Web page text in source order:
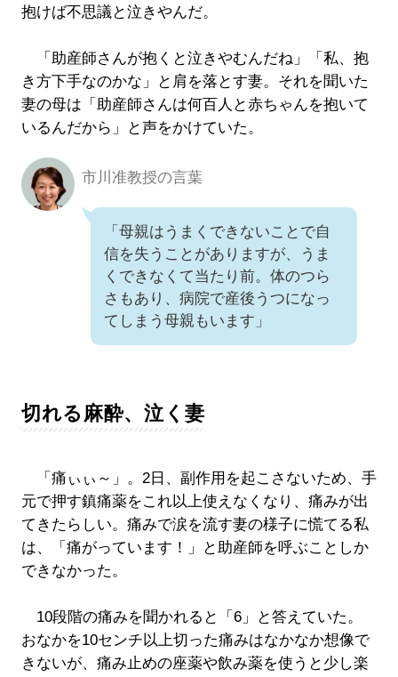
抱けば不思議と泣きやんだ。
「助産師さんが抱くと泣きやむんだね」「私、抱
き方下手なのかな」と肩を落とす妻。それを聞いた
妻の母は「助産師さんは何百人と赤ちゃんを抱いて
いるんだから」と声をかけていた。
市川准教授の言葉
「母親はうまくできないことで自
信を失うことがありますが、うま
くできなくて当たり前。体のつら
さもあり、病院で産後うつになっ
てしまう母親もいます」
切れる麻酔、泣く妻
「痛ぃぃ～」。2日、副作用を起こさないため、手
元で押す鎮痛薬をこれ以上使えなくなり、痛みが出
てきたらしい。痛みで涙を流す妻の様子に慌てる私
は、「痛がっています！」と助産師を呼ぶことしか
できなかった。
10段階の痛みを聞かれると「6」と答えていた。
おなかを10センチ以上切った痛みはなかなか想像で
きないが、痛み止めの座薬や飲み薬を使うと少し楽